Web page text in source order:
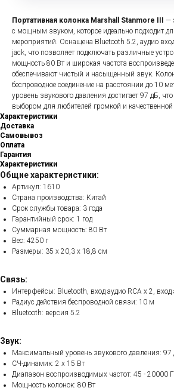
Портативная колонка Marshall Stanmore III —
с мощным звуком, которое идеально подходит
мероприятий. Оснащена Bluetooth 5.2, аудио
jack, что позволяет подключать различные
мощность 80 Вт и широкая частота
обеспечивают чистый и насыщенный звук.
беспроводное соединение на расстоянии до 10
уровень звукового давления достигает 97 дБ,
выбором для любителей громкой и
Характеристики
Доставка
Самовывоз
Оплата
Гарантия
Характеристики
Общие характеристики:
Артикул: 1610
Страна производства: Китай
Срок службы товара: 3 года
Гарантийный срок: 1 год
Суммарная мощность: 80 Вт
Вес: 4250 г
Размеры: 35 x 20,3 x 18,8 см
Связь:
Интерфейсы: Bluetooth, вход аудио RCA x 2,
Радиус действия беспроводной связи: 10 м
Bluetooth: версия 5.2
Звук:
Максимальный уровень звукового давления:
СЧ-динамик: 2 x 15 Вт
Диапазон воспроизводимых частот: 45 - 20000
Мощность колонок: 80 Вт